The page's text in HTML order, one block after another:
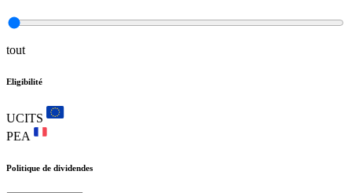
tout
Eligibilité
UCITS
PEA
Politique de dividendes